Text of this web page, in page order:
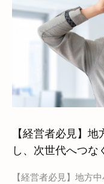
【経営者必見】
し、次世代へつな
【経営者必見】地方